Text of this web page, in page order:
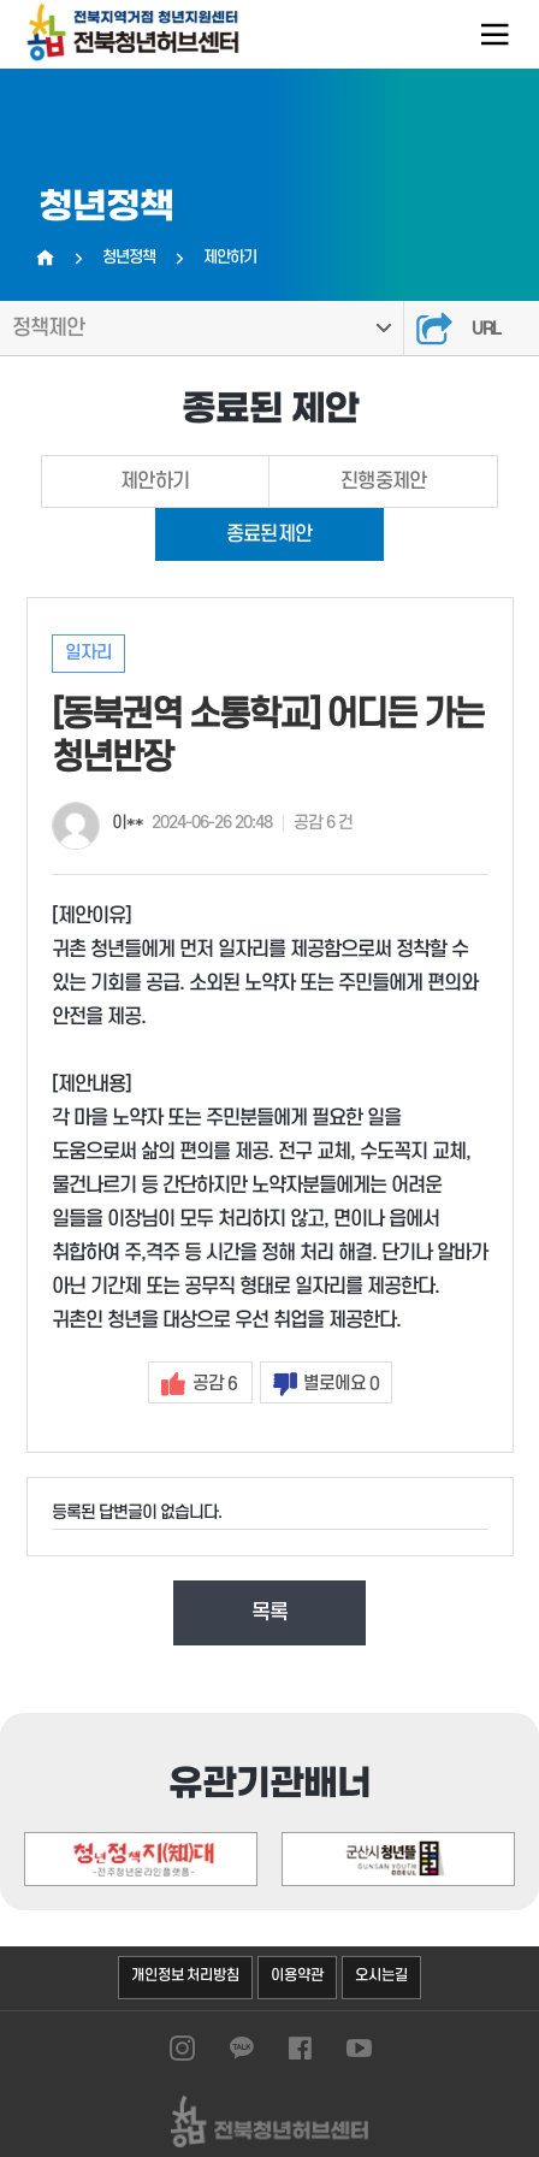
청년정책
청년정책 제안하기
정책제안 URL
종료된 제안
제안하기 진행중제안
종료된제안
일자리
[동북권역 소통학교] 어디든 가는
청년반장
이** 2024-06-26 20:48 공감 6 건
[제안이유]
귀촌 청년들에게 먼저 일자리를 제공함으로써 정착할 수
있는 기회를 공급. 소외된 노약자 또는 주민들에게 편의와
안전을 제공.
[제안내용]
각 마을 노약자 또는 주민분들에게 필요한 일을
도움으로써 삶의 편의를 제공. 전구 교체, 수도꼭지 교체,
물건나르기 등 간단하지만 노약자분들에게는 어려운
일들을 이장님이 모두 처리하지 않고, 면이나 읍에서
취합하여 주,격주 등 시간을 정해 처리 해결. 단기나 알바가
아닌 기간제 또는 공무직 형태로 일자리를 제공한다.
귀촌인 청년을 대상으로 우선 취업을 제공한다.
공감6 별로에요0
등록된 답변글이 없습니다.
목록
유관기관배너
개인정보 처리방침 이용약관 오시는길